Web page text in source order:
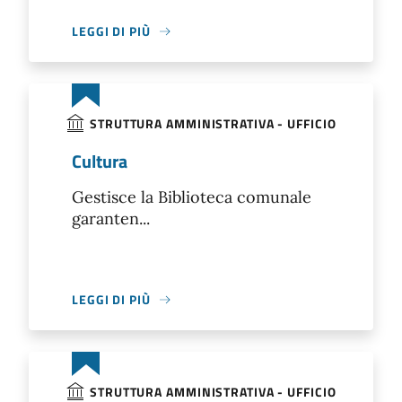
LEGGI DI PIÙ
STRUTTURA AMMINISTRATIVA - UFFICIO
Cultura
Gestisce la Biblioteca comunale
garanten...
LEGGI DI PIÙ
STRUTTURA AMMINISTRATIVA - UFFICIO